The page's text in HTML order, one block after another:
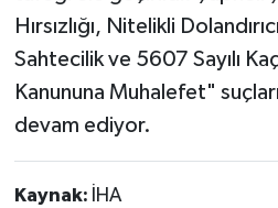
Hırsızlığı, Nitelikli
Sahtecilik ve 5607 Sayılı
Kanununa Muhalefet"
devam ediyor.
Kaynak: İHA